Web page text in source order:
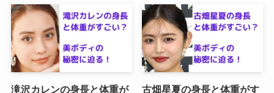
滝沢カレンの身長と体重が 古畑星夏の身長と体重がす